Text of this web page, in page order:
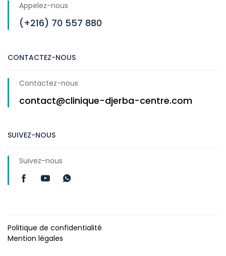
Appelez-nous
(+216) 70 557 880
CONTACTEZ-NOUS
Contactez-nous
contact@clinique-djerba-centre.com
SUIVEZ-NOUS
Suivez-nous
Politique de confidentialité
Mention légales